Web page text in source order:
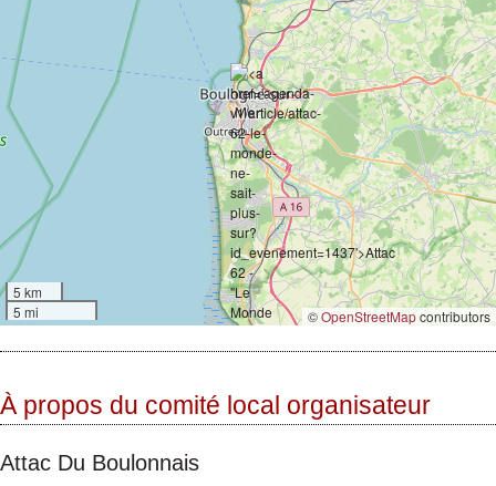
5 km
5 mi
©OpenStreetMapcontributors
À propos du comité local organisateur
Attac Du Boulonnais